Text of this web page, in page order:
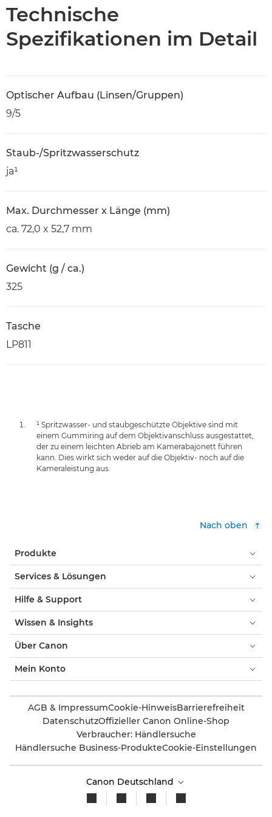
Technische
Spezifikationen im Detail
Optischer Aufbau (Linsen/Gruppen)
9/5
Staub-/Spritzwasserschutz
ja¹
Max. Durchmesser x Länge (mm)
ca. 72,0 x 52,7 mm
Gewicht (g / ca.)
325
Tasche
LP811
¹ Spritzwasser- und staubgeschützte Objektive sind mit
einem Gummiring auf dem Objektivanschluss ausgestattet,
der zu einem leichten Abrieb am Kamerabajonett führen
kann. Dies wirkt sich weder auf die Objektiv- noch auf die
Kameraleistung aus.
Nach oben
Produkte
Services & Lösungen
Hilfe & Support
Wissen & Insights
Über Canon
Mein Konto
AGB & ImpressumCookie-HinweisBarrierefreiheit
DatenschutzOffizieller Canon Online-Shop
Verbraucher: Händlersuche
Händlersuche Business-ProdukteCookie-Einstellungen
Canon Deutschland